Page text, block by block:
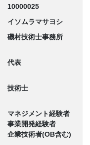
10000025
イソムラマサヨシ
磯村技術士事務所
代表
技術士
マネジメント経験者
事業開発経験者
企業技術者(OB含む)